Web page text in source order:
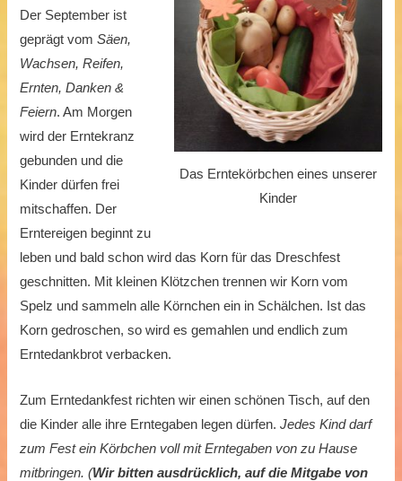
Das Erntekörbchen eines unserer
Kinder
Der September ist
geprägt vomSäen,
Wachsen, Reifen,
Ernten, Danken &
Feiern. Am Morgen
wird der Erntekranz
gebunden und die
Kinder dürfen frei
mitschaffen. Der
Erntereigen beginnt zu
leben und bald schon wird das Korn für das Dreschfest
geschnitten. Mit kleinen Klötzchen trennen wir Korn vom
Spelz und sammeln alle Körnchen ein in Schälchen. Ist das
Korn gedroschen, so wird es gemahlen und endlich zum
Erntedankbrot verbacken.
Zum Erntedankfest richten wir einen schönen Tisch, auf den
die Kinder alle ihre Erntegaben legen dürfen.Jedes Kind darf
zum Fest ein Körbchen voll mit Erntegaben von zu Hause
mitbringen. (Wir bitten ausdrücklich, auf die Mitgabe von